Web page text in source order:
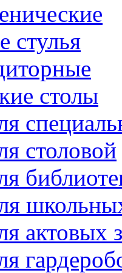
стулья
столы
столовой
актовых